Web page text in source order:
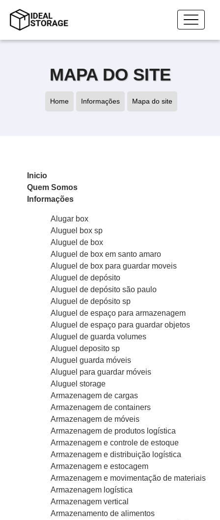
MAPA DO SITE
Home Informações Mapa do site
Inicio
Quem Somos
Informações
Alugar box
Aluguel box sp
Aluguel de box
Aluguel de box em santo amaro
Aluguel de box para guardar moveis
Aluguel de depósito
Aluguel de depósito são paulo
Aluguel de depósito sp
Aluguel de espaço para armazenagem
Aluguel de espaço para guardar objetos
Aluguel de guarda volumes
Aluguel deposito sp
Aluguel guarda móveis
Aluguel para guardar móveis
Aluguel storage
Armazenagem de cargas
Armazenagem de containers
Armazenagem de móveis
Armazenagem de produtos logística
Armazenagem e controle de estoque
Armazenagem e distribuição logística
Armazenagem e estocagem
Armazenagem e movimentação de materiais
Armazenagem logística
Armazenagem vertical
Armazenamento de alimentos